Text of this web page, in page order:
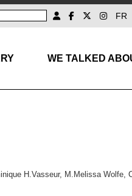
FR
WE TALKED
H.Vasseur, M.Melissa Wolfe,